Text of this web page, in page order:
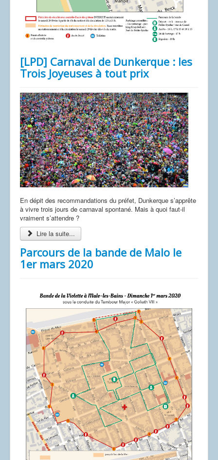
[LPD] Carnaval de Dunkerque : les
Trois Joyeuses à tout prix
En dépit des recommandations du préfet, Dunkerque s’apprête
à vivre trois jours de carnaval spontané. Mais à quoi faut-il
vraiment s’attendre ?
Lire la suite...
Parcours de la bande de Malo le
1er mars 2020